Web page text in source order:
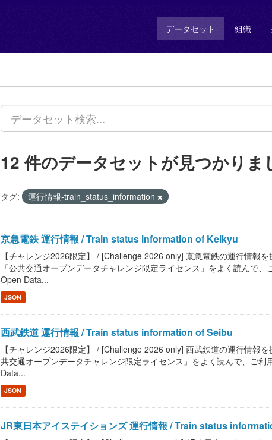
データセット 組織
12 件のデータセットが見つかりま
タグ: 運行情報-train_status_information
京急電鉄 運行情報 / Train status information of Keikyu
【チャレンジ2026限定】 / [Challenge 2026 only] 京急電鉄の運行情報
「公共交通オープンデータチャレンジ限定ライセンス」をよく読んで
Open Data...
JSON
西武鉄道 運行情報 / Train status information of Seibu
【チャレンジ2026限定】 / [Challenge 2026 only] 西武鉄道の運行情報
共交通オープンデータチャレンジ限定ライセンス」をよく読んで、ご
Data...
JSON
JR東日本アイステイションズ 運行情報 / Train status